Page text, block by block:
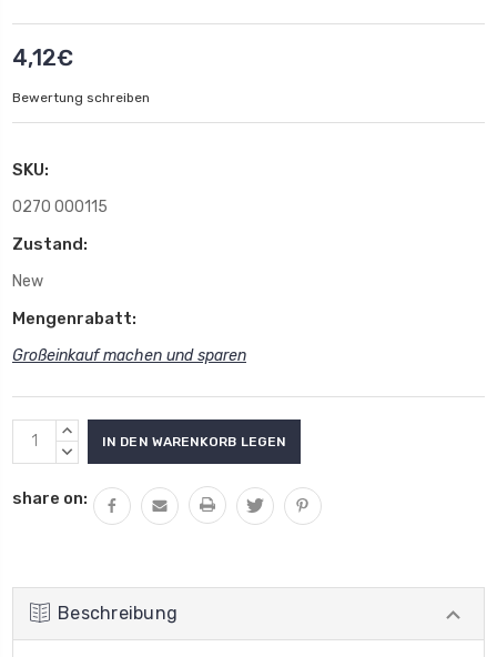
4,12€
Bewertung schreiben
SKU:
0270 000115
Zustand:
New
Mengenrabatt:
Großeinkauf machen und sparen
Aktueller
Lagerbestand:
MENGE
VON
ERHÖHEN
MENGE
UNDEFINED
VERRINGERN
share on:
Beschreibung